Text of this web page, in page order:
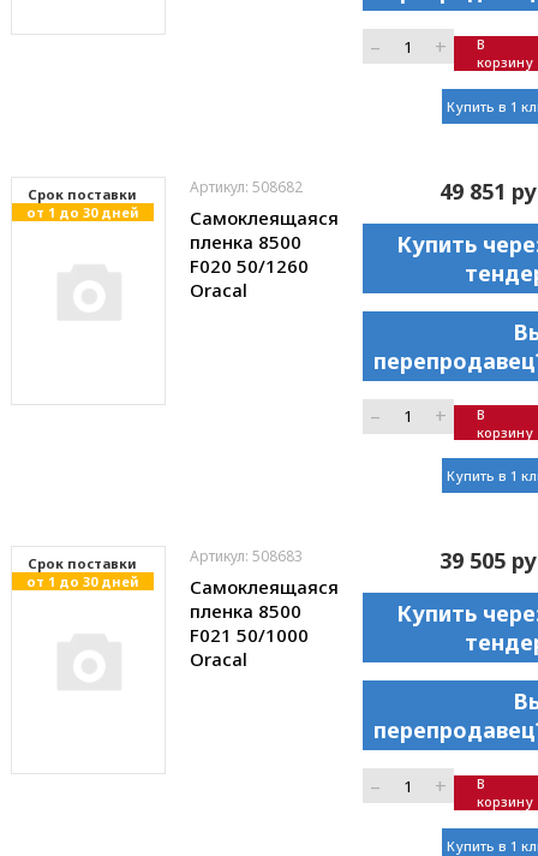
– +
В
корзину
Купить в 1
Cрок поставки
от 1 до 30 дней
Артикул: 508682
Самоклеящаяся
пленка 8500
F020 50/1260
Oracal
49 851
Купить
– +
В
корзину
Купить в 1
Cрок поставки
от 1 до 30 дней
Артикул: 508683
Самоклеящаяся
пленка 8500
F021 50/1000
Oracal
39 505
Купить
– +
В
корзину
Купить в 1